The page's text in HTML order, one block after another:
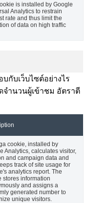
is installed by Google
Analytics to restrain
rate and thus limit the
of data on high traffic
กับเว็บไซต์อย่างไร
จำนวนผู้เข้าชม อัตราตี
cookie, installed by
Analytics, calculates visitor,
and campaign data and
track of site usage for
analytics report. The
stores information
and assigns a
generated number to
unique visitors.